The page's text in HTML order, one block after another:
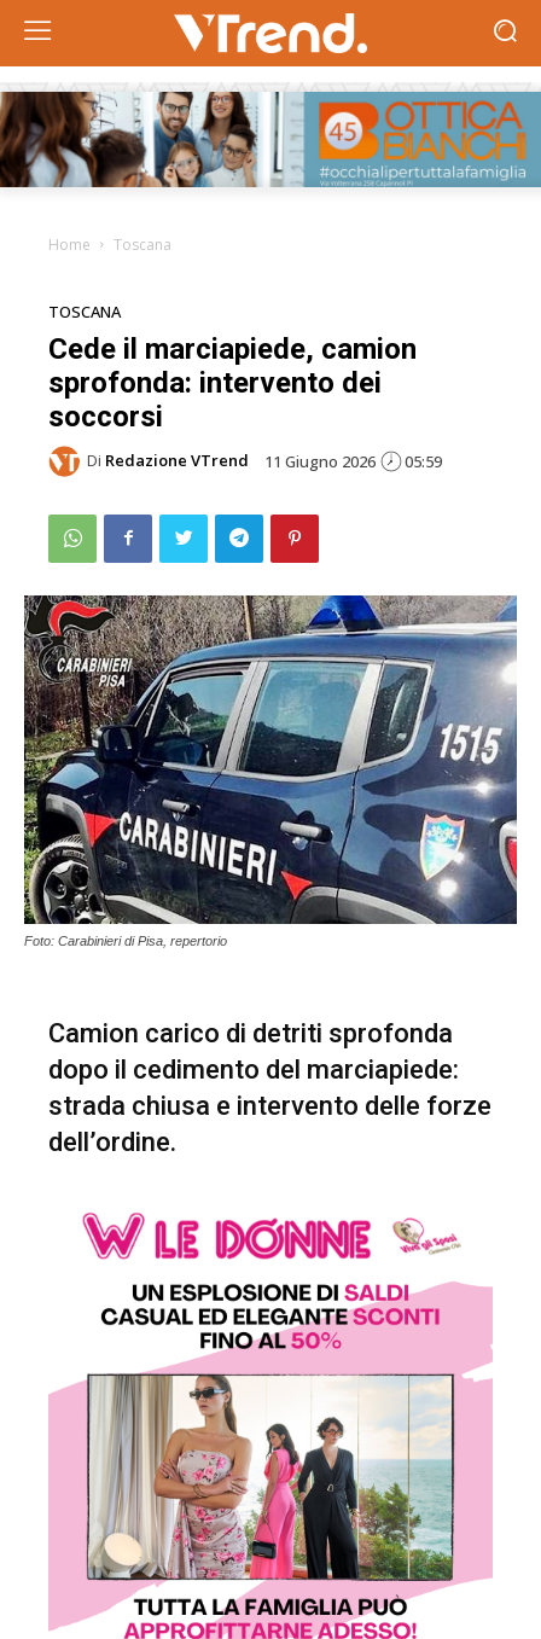
Home Toscana
TOSCANA
Cede il marciapiede, camion
sprofonda: intervento dei
soccorsi
Di Redazione VTrend 11 Giugno 2026 05:59
Foto: Carabinieri di Pisa, repertorio
Camion carico di detriti sprofonda
dopo il cedimento del marciapiede:
strada chiusa e intervento delle forze
dell’ordine.